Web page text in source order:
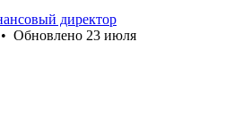
директор
• Обновлено 23 июля